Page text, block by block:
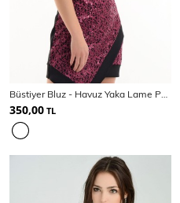
Ceket Mont & Kaban
T-SHİRT & BLUZ
Bluz
Büstiyer Bluz - Havuz Yaka Lame Payet Kumas Bluz
350,00 TL